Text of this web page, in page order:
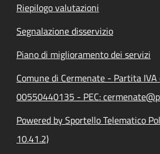
Riepilogo valutazioni
Segnalazione disservizio
Piano di miglioramento dei servizi
Comune di Cermenate - Partita
00550440135 - PEC:
Powered by Sportello Telematico
10.41.2)